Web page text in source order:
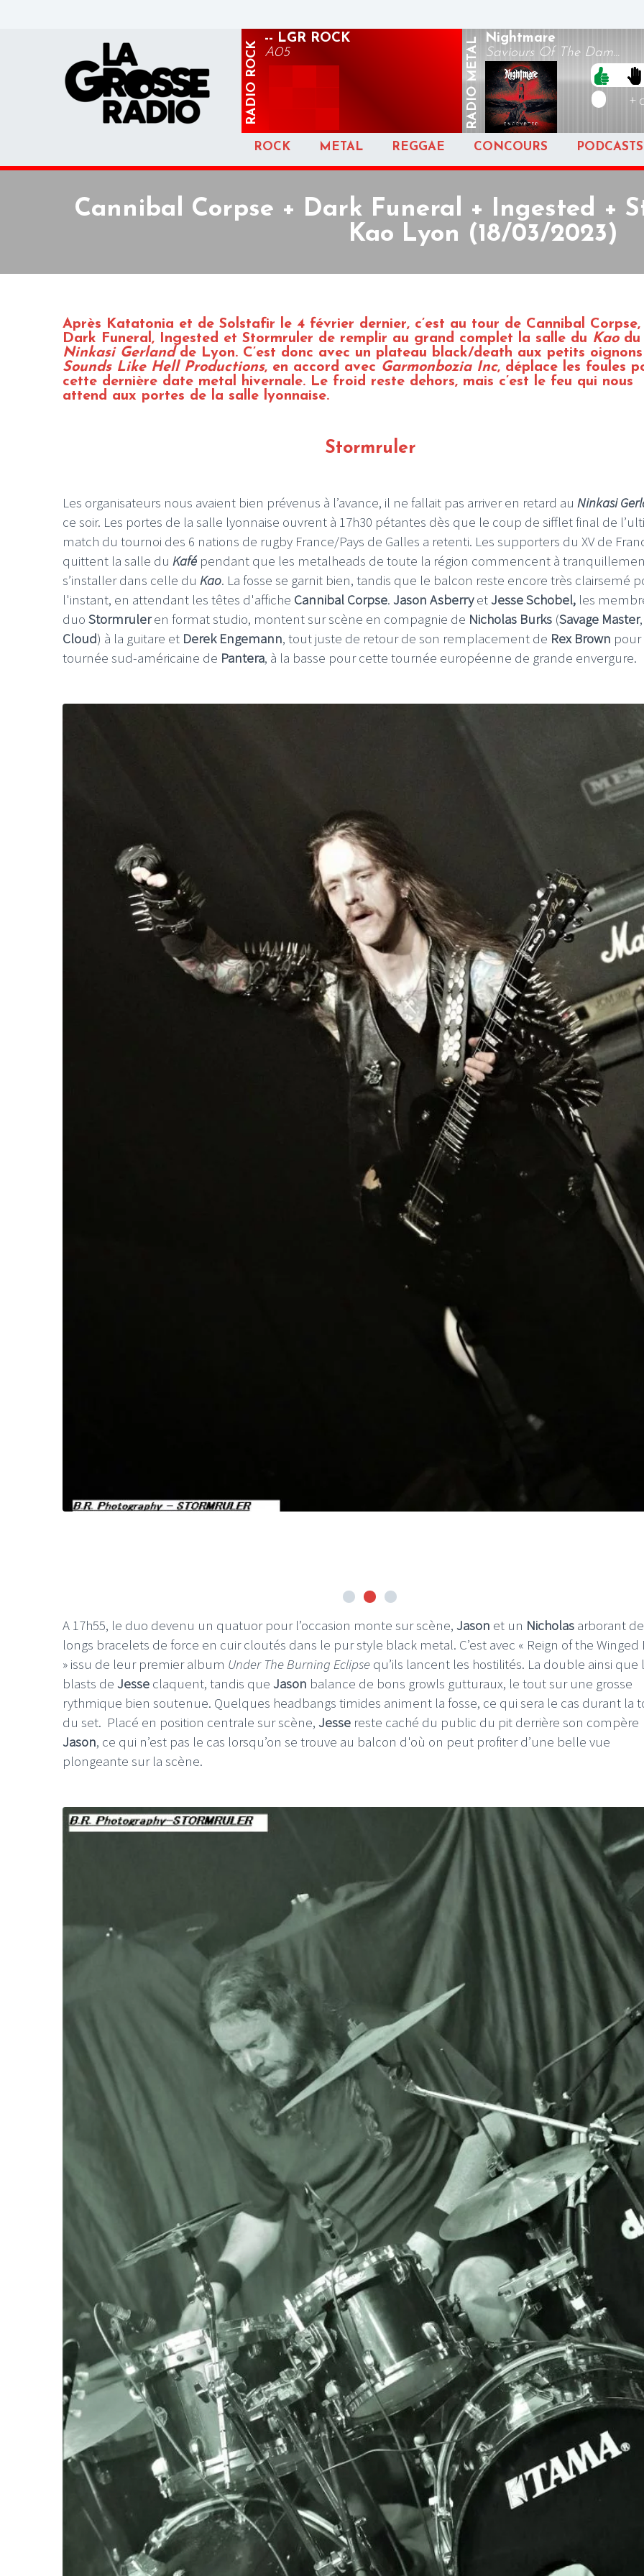
RADIO
ROCK
-- LGR ROCK
A05
RADIO
METAL Nightmare
Saviours Of The Dam...
+
ROCK METAL REGGAE CONCOURS PODCASTS
Cannibal Corpse + Dark Funeral + Ingested +
Kao Lyon (18/03/2023)
Après Katatonia et de Solstafir le 4 février dernier, c’est au tour de Cannibal Corpse,
Dark Funeral, Ingested et Stormruler de remplir au grand complet la salle du Kaodu
Ninkasi Gerlandde Lyon. C’est donc avec un plateau black/death aux petits
Sounds Like Hell Productions, en accord avec Garmonbozia Inc, déplace les foules
cette dernière date metal hivernale. Le froid reste dehors, mais c’est le feu qui nous
attend aux portes de la salle lyonnaise.
Stormruler
Les organisateurs nous avaient bien prévenus à l’avance, il ne fallait pas arriver en retard au Ninkasi
ce soir. Les portes de la salle lyonnaise ouvrent à 17h30 pétantes dès que le coup de sifflet final de
match du tournoi des 6 nations de rugby France/Pays de Galles a retenti. Les supporters du XV de
quittent la salle du Kafé pendant que les metalheads de toute la région commencent à
s’installer dans celle du Kao. La fosse se garnit bien, tandis que le balcon reste encore très clairsemé
l'instant, en attendant les têtes d'affiche Cannibal Corpse. Jason AsberryetJesse Schobel, les
duo Stormruleren format studio, montent sur scène en compagnie de Nicholas Burks (Savage Master,
Cloud) à la guitare et Derek Engemann, tout juste de retour de son remplacement de Rex Brown pour
tournée sud-américaine de Pantera, à la basse pour cette tournée européenne de grande envergure.
A 17h55, le duo devenu un quatuor pour l’occasion monte sur scène, Jason et un Nicholas arborant de
longs bracelets de force en cuir cloutés dans le pur style black metal. C’est avec « Reign of the Winged
» issu de leur premier album Under The Burning Eclipse qu’ils lancent les hostilités. La double ainsi que
blasts de Jesse claquent, tandis que Jason balance de bons growls gutturaux, le tout sur une grosse
rythmique bien soutenue. Quelques headbangs timides animent la fosse, ce qui sera le cas durant la
du set. Placé en position centrale sur scène, Jesse reste caché du public du pit derrière son compère
Jason, ce qui n’est pas le cas lorsqu’on se trouve au balcon d'où on peut profiter d’une belle vue
plongeante sur la scène.
LE GROS RIFFIFI – Surfin’
LE GROS RIFFIFI
LE GROS RIFFIFI –
Littératurock !!!